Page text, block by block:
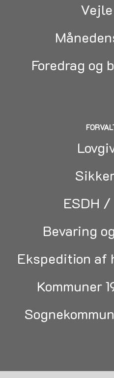
Foredrag og
ESDH /
Bevaring
Ekspedition af
Kommuner